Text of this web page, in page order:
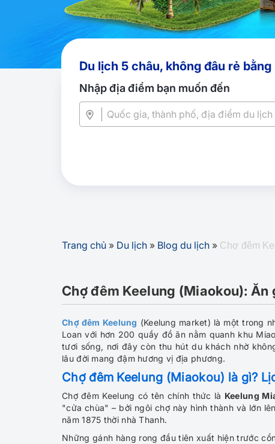
Du lịch 5 châu, không đâu rẻ bằng
Nhập địa điểm bạn muốn đến
Trang chủ » Du lịch » Blog du lịch » Chợ đêm
Chợ đêm Keelung (Miaokou):
Chợ đêm Keelung (Keelung market) là một trong
Loan với hơn 200 quầy đồ ăn nằm quanh khu
tươi sống, nơi đây còn thu hút du khách nhờ
lâu đời mang đậm hương vị địa phương.
Chợ đêm Keelung (Miaokou) là gì?
Chợ đêm Keelung có tên chính thức là Keelung
"cửa chùa" – bởi ngôi chợ này hình thành và lớn
năm 1875 thời nhà Thanh.
Những gánh hàng rong đầu tiên xuất hiện trước